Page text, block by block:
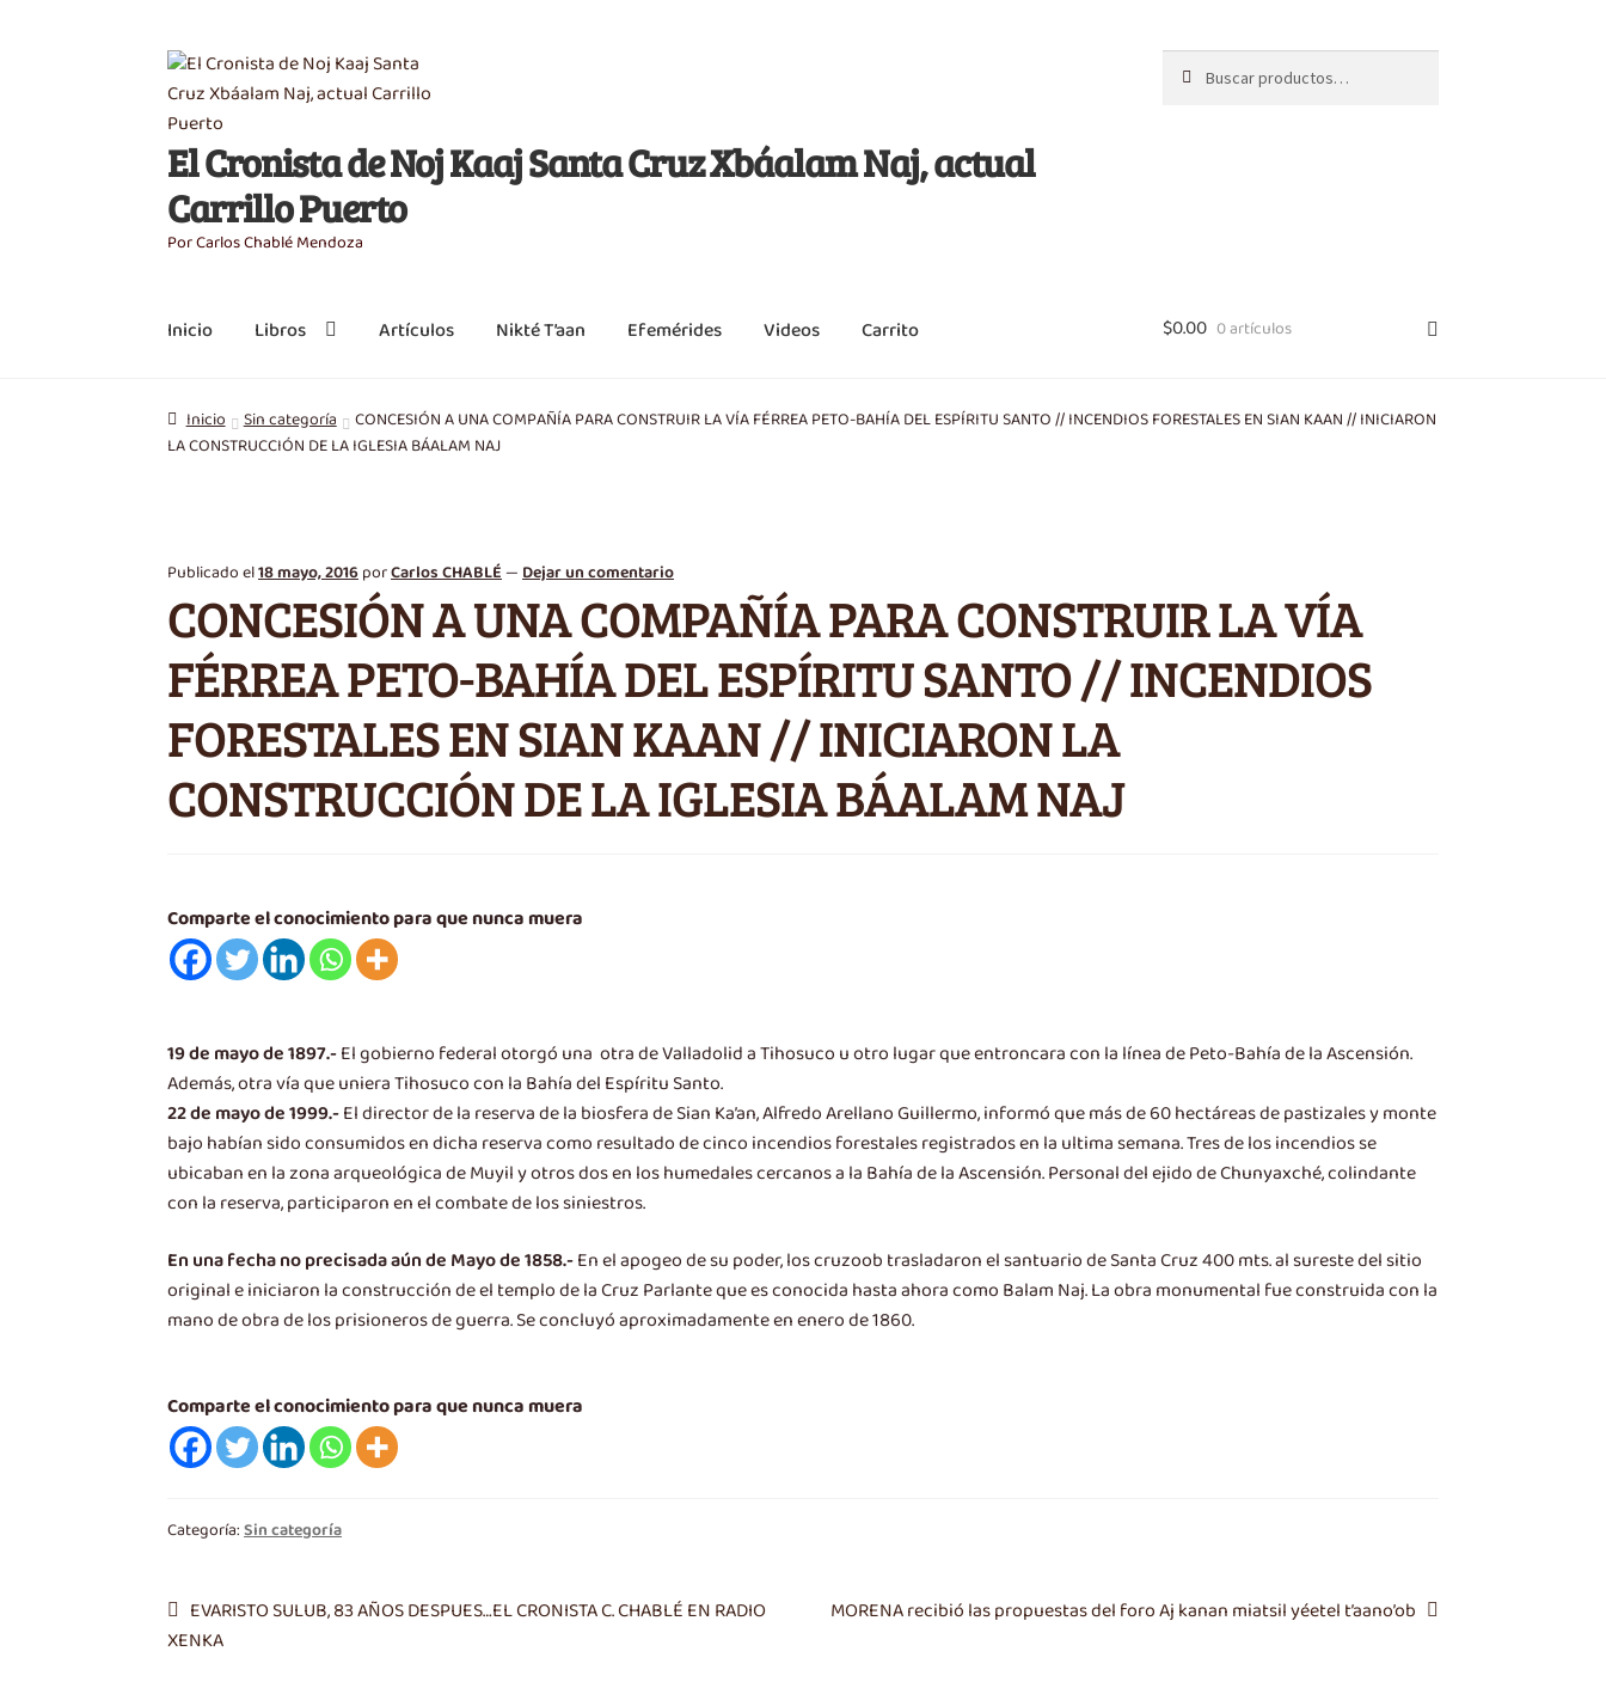
Saltar
a
navegación
Ir
al
contenido
El Cronista de Noj Kaaj Santa Cruz Xbáalam Naj, actual
Carrillo Puerto
Por Carlos Chablé Mendoza
por:
Inicio Libros Artículos Nikté T’aan Efemérides Videos Carrito $0.00 0 artículos
Inicio Sin categoría
CONCESIÓN A UNA COMPAÑÍA PARA CONSTRUIR LA VÍA FÉRREA PETO-BAHÍA DEL ESPÍRITU SANTO // INCENDIOS FORESTALES EN SIAN KAAN // INICIARON
LA CONSTRUCCIÓN DE LA IGLESIA BÁALAM NAJ
Publicado el18 mayo, 2016porCarlos CHABLÉ—Dejar un comentario
CONCESIÓN A UNA COMPAÑÍA PARA CONSTRUIR LA VÍA
FÉRREA PETO-BAHÍA DEL ESPÍRITU SANTO // INCENDIOS
FORESTALES EN SIAN KAAN // INICIARON LA
CONSTRUCCIÓN DE LA IGLESIA BÁALAM NAJ
Comparte el conocimiento para que nunca muera
19 de mayo de 1897.-El gobierno federal otorgó una otra de Valladolid a Tihosuco u otro lugar que entroncara con la línea de Peto-Bahía de la Ascensión.
Además, otra vía que uniera Tihosuco con la Bahía del Espíritu Santo.
22 de mayo de 1999.-El director de la reserva de la biosfera de Sian Ka’an, Alfredo Arellano Guillermo, informó que más de 60 hectáreas de pastizales y monte
bajo habían sido consumidos en dicha reserva como resultado de cinco incendios forestales registrados en la ultima semana. Tres de los incendios se
ubicaban en la zona arqueológica de Muyil y otros dos en los humedales cercanos a la Bahía de la Ascensión. Personal del ejido de Chunyaxché, colindante
con la reserva, participaron en el combate de los siniestros.
En una fecha no precisada aún de Mayo de 1858.-En el apogeo de su poder, los cruzoob trasladaron el santuario de Santa Cruz 400 mts. al sureste del sitio
original e iniciaron la construcción de el templo de la Cruz Parlante que es conocida hasta ahora como Balam Naj. La obra monumental fue construida con la
mano de obra de los prisioneros de guerra. Se concluyó aproximadamente en enero de 1860.
Comparte el conocimiento para que nunca muera
Categoría:Sin categoría
Navegación
de
Entrada
anterior:
EVARISTO SULUB, 83 AÑOS DESPUES…EL CRONISTA C. CHABLÉ EN RADIO
XENKA
Siguiente
MORENA recibió las propuestas del foro Aj kanan miatsil yéetel t’aano’ob